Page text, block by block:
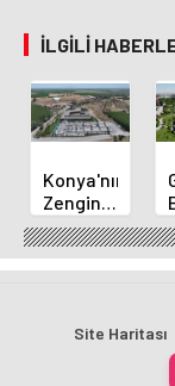
İLGILI
Konya'nın
Zengin
Mutfağı
GastroFest'te
Tanıtılacak
Site Haritası